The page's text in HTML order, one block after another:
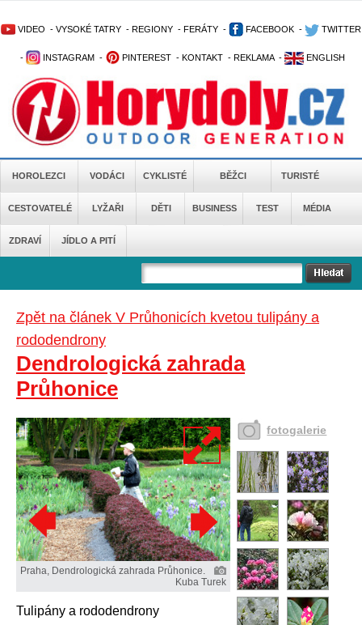
VIDEO - VYSOKÉ TATRY - REGIONY - FERÁTY - FACEBOOK - TWITTER
- INSTAGRAM - PINTEREST - KONTAKT - REKLAMA - ENGLISH
HOROLEZCI VODÁCI CYKLISTÉ BĚŽCI TURISTÉ
CESTOVATELÉ LYŽAŘI DĚTI BUSINESS TEST MÉDIA
ZDRAVÍ JÍDLO A PITÍ
Zpět na článek V Průhonicích kvetou tulipány a
rododendrony
Dendrologická zahrada
Průhonice
Praha, Dendrologická zahrada Průhonice.
Kuba Turek
Tulipány a rododendrony
fotogalerie